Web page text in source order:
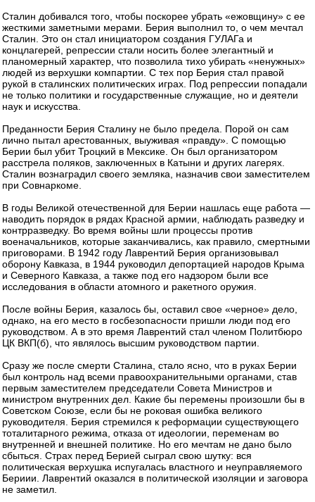
Сталин добивался того, чтобы поскорее убрать «ежовщину» с ее
жесткими заметными мерами. Берия выполнил то, о чем мечтал
Сталин. Это он стал инициатором создания ГУЛАГа и
концлагерей, репрессии стали носить более элегантный и
планомерный характер, что позволила тихо убирать «ненужных»
людей из верхушки компартии. С тех пор Берия стал правой
рукой в сталинских политических играх. Под репрессии попадали
не только политики и государственные служащие, но и деятели
наук и искусства.
Преданности Берия Сталину не было предела. Порой он сам
лично пытал арестованных, выуживая «правду». С помощью
Берии был убит Троцкий в Мексике. Он был организатором
расстрела поляков, заключенных в Катыни и других лагерях.
Сталин вознаградил своего земляка, назначив свои заместителем
при Совнаркоме.
В годы Великой отечественной для Берии нашлась еще работа —
наводить порядок в рядах Красной армии, наблюдать разведку и
контрразведку. Во время войны шли процессы против
военачальников, которые заканчивались, как правило, смертными
приговорами. В 1942 году Лаврентий Берия организовывал
оборону Кавказа, в 1944 руководил депортацией народов Крыма
и Северного Кавказа, а также под его надзором были все
исследования в области атомного и ракетного оружия.
После войны Берия, казалось бы, оставил свое «черное» дело,
однако, на его место в госбезопасности пришли люди под его
руководством. А в это время Лаврентий стал членом Политбюро
ЦК ВКП(б), что являлось высшим руководством партии.
Сразу же после смерти Сталина, стало ясно, что в руках Берии
был контроль над всеми правоохранительными органами, став
первым заместителем председатели Совета Министров и
министром внутренних дел. Какие бы перемены произошли бы в
Советском Союзе, если бы не роковая ошибка великого
руководителя. Берия стремился к реформации существующего
тоталитарного режима, отказа от идеологии, переменам во
внутренней и внешней политике. Но его мечтам не дано было
сбыться. Страх перед Берией сыграл свою шутку: вся
политическая верхушка испугалась властного и неуправляемого
Бериии. Лаврентий оказался в политической изоляции и заговора
не заметил.